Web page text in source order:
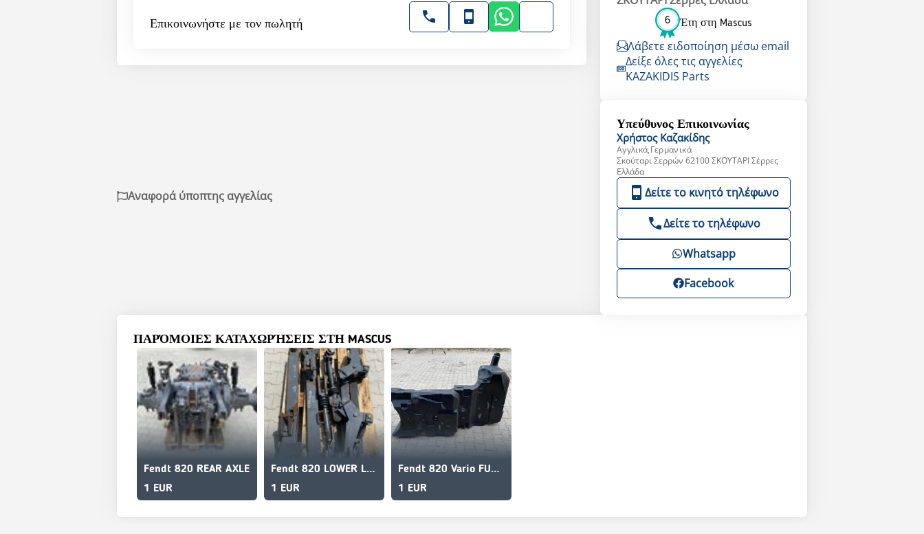
Επικοινωνήστε με τον πωλητή 6 Έτη στη Mascus
Λάβετε ειδοποίηση μέσω email
Δείξε όλες τις αγγελίες
KAZAKIDIS Parts
Υπεύθυνος Επικοινωνίας
Χρήστος Καζακίδης
Αγγλικά,Γερμανικά
Σκούταρι Σερρών 62100 ΣΚΟΥΤΑΡΙ Σέρρες
Ελλάδα
Δείτε το κινητό τηλέφωνο
Δείτε το τηλέφωνο
Whatsapp
Facebook
Αναφορά ύποπτης αγγελίας
ΠΑΡΌΜΟΙΕΣ ΚΑΤΑΧΩΡΉΣΕΙΣ ΣΤΗ MASCUS
Fendt 820 REAR AXLE
1 EUR
Fendt 820 LOWER LINKAGE AND LIFT ARMS
1 EUR
Fendt 820 Vario FUEL TANK
1 EUR